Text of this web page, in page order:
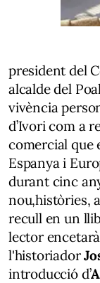
president del
alcalde del
vivència
d’Ivori com a
comercial que
Espanya i
durant cinc
nou,històries,
recull en un
lector encetarà
l'historiador
introducció d’